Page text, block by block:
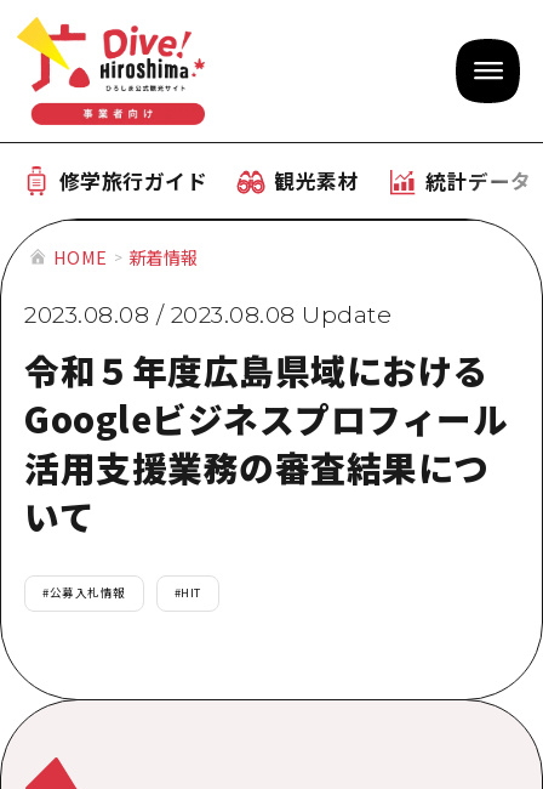
修学旅行ガイド 観光素材 統計データ
修学旅行ガイド
テーマで学ぶ広島
体験型学習プログラム
おすすめモデルコース
産業・体験 観光スポット
お役立ち情報
オンライン相談窓口
観光素材
旅行会社様向け観光素材
観光素材
統計データ
補助金情報
公募入札情報
HOME
運営について
新着情報
HOME 新着情報
2023.08.08 / 2023.08.08 Update
令和５年度広島県域における
Googleビジネスプロフィール
活用支援業務の審査結果につ
いて
#公募入札情報 #HIT